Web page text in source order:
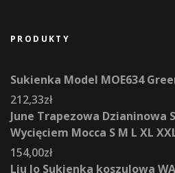
PRODUKTY
Sukienka Model MOE634
212,33zł
June Trapezowa Dzianinowa
Wycięciem Mocca S M L XL
154,00zł
Liu Jo Sukienka koszulowa